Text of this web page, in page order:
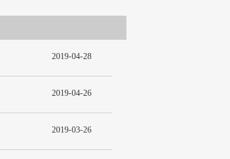
2019-04-28
2019-04-26
2019-03-26